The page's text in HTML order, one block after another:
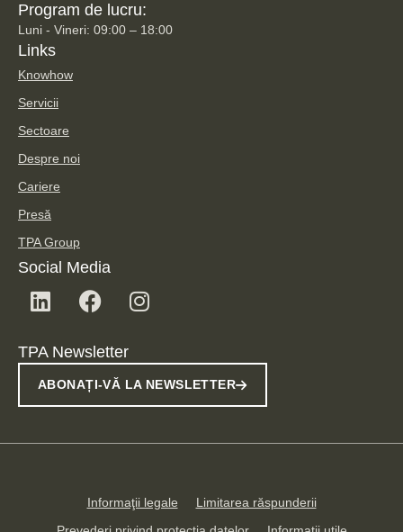
Program de lucru:
Luni - Vineri: 09:00 – 18:00
Links
Knowhow
Servicii
Sectoare
Despre noi
Cariere
Presă
TPA Group
Social Media
TPA Newsletter
ABONAȚI-VĂ LA NEWSLETTER
Informaţii legale
Limitarea răspunderii